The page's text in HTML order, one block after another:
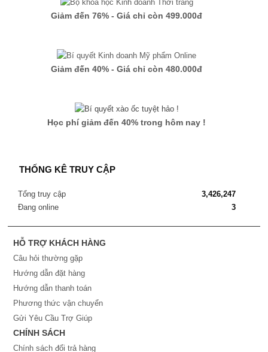
Giảm đến 76% - Giá chỉ còn 499.000đ
Giảm đến 40% - Giá chỉ còn 480.000đ
Học phí giảm đến 40% trong hôm nay !
THỐNG KÊ TRUY CẬP
Tổng truy cập
3,426,247
Đang online
3
HỖ TRỢ KHÁCH HÀNG
Câu hỏi thường gặp
Hướng dẫn đặt hàng
Hướng dẫn thanh toán
Phương thức vận chuyển
Gửi Yêu Cầu Trợ Giúp
CHÍNH SÁCH
Chính sách đổi trả hàng